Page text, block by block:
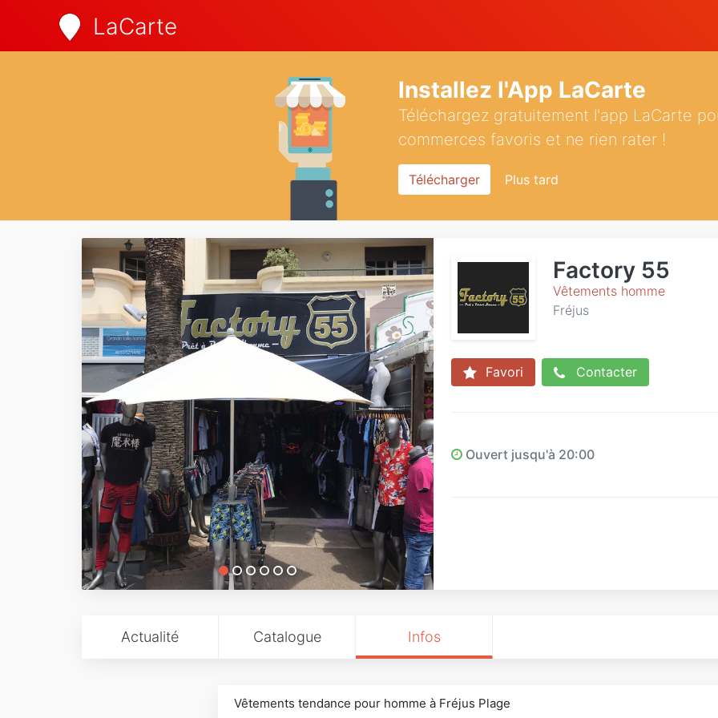
LaCarte
Installez l'App LaCarte
Téléchargez gratuitement l'app LaCarte
commerces favoris et ne rien rater !
Télécharger Plus tard
Factory 55
Vêtements homme
Fréjus
Favori Contacter
Ouvert jusqu'à 20:00
Actualité Catalogue Infos
Vêtements tendance pour homme à Fréjus Plage